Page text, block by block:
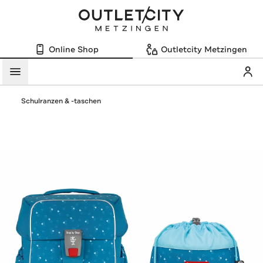
Online Shop Outletcity Metzingen
Menü
Schulranzen & -taschen